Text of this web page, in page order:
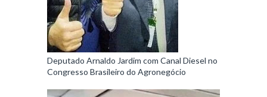
Deputado Arnaldo Jardim com Canal Diesel no
Congresso Brasileiro do Agronegócio